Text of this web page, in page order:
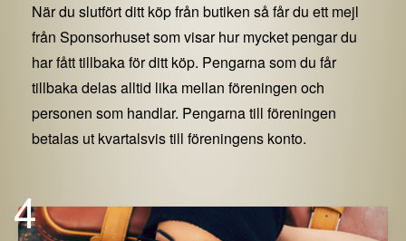
När du slutfört ditt köp från butiken så får du ett mejl
från Sponsorhuset som visar hur mycket pengar du
har fått tillbaka för ditt köp. Pengarna som du får
tillbaka delas alltid lika mellan föreningen och
personen som handlar. Pengarna till föreningen
betalas ut kvartalsvis till föreningens konto.
4